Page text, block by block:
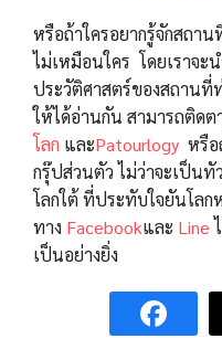
หรือถ้าใครอยากรู้จักสถา
ไม่เหมือนใคร โดยเราจะ
ประวัติศาสตร์ของสถานที่
ให้ได้อ่านกัน สามารถติดต
โลก และPatourlogy หรือ
กรุ๊ปส่วนตัว ไม่ว่าจะเป็นทั
โลกใต้ ที่ประทับใจยันโล
ทาง Facebookและ Line
เป็นอย่างยิ่ง